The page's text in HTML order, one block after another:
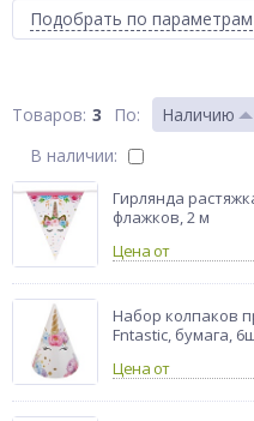
Подобрать по параметрам
3 По: Наличию
В наличии:
Гирлянда
флажков, 2 м
Цена от
Набор колпаков
Fntastic, бумага,
Цена от